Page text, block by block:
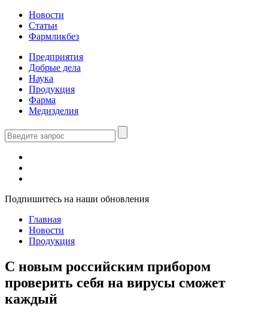
Новости
Статьи
Фармликбез
Предприятия
Добрые дела
Наука
Продукция
Фарма
Медизделия
Подпишитесь на наши обновления
Главная
Новости
Продукция
С новым российским прибором
проверить себя на вирусы сможет
каждый